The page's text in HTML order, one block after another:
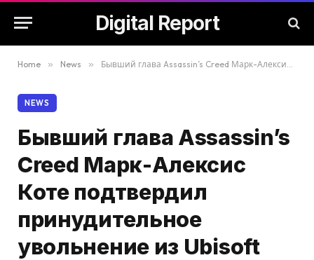
Digital Report
Home » News » Бывший глава Assassin’s Creed Марк-Алексис Коте подтвердил принудительное увольнение из Ubisoft
NEWS
Бывший глава Assassin’s
Creed Марк-Алексис
Коте подтвердил
принудительное
увольнение из Ubisoft